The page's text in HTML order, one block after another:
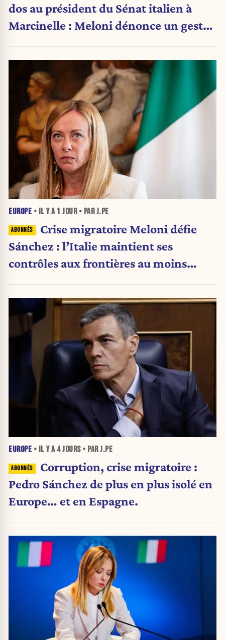
dos au président du Sénat italien à
Marcinelle : Meloni dénonce un geste
EUROPE • IL Y A 1 JOUR• PAR J.PE
Crise migratoire Meloni défie
Sánchez : l’Italie maintient ses
contrôles aux frontières au moins
EUROPE • IL Y A 4 JOURS• PAR J.PE
Corruption, crise migratoire :
Pedro Sánchez de plus en plus isolé en
Europe… et en Espagne.